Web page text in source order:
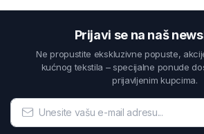
Prijavi se na naš
Ne propustite ekskluzivne popuste,
kućnog tekstila – specijalne ponude
prijavljenim kupcima.